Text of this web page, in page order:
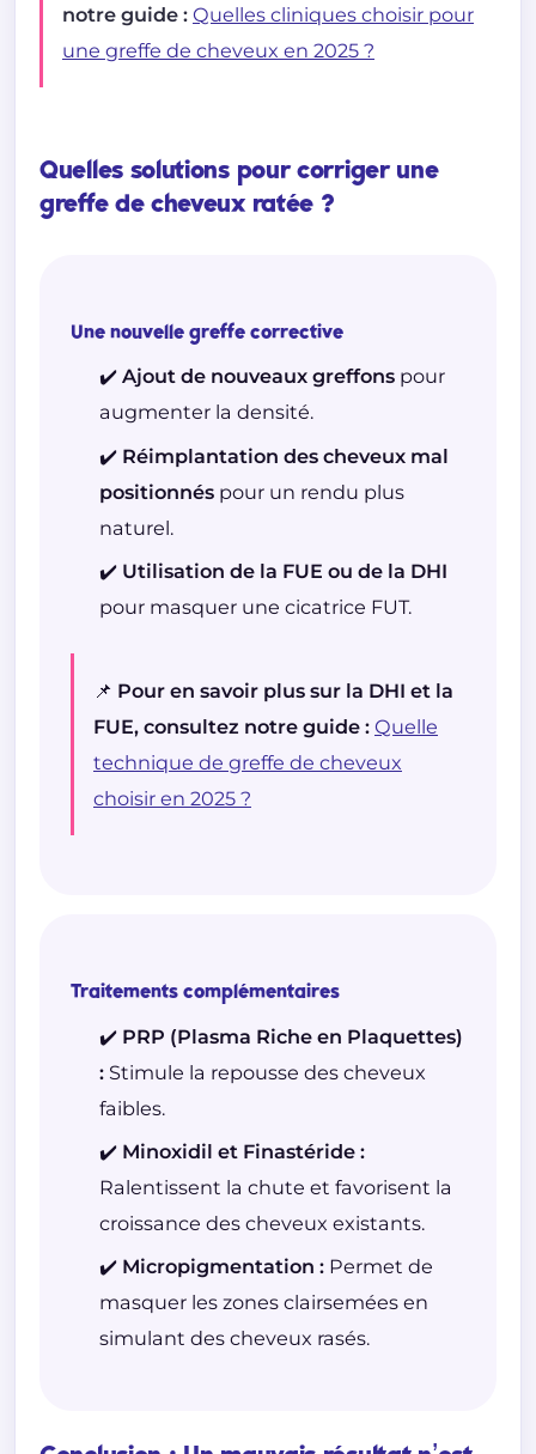
notre guide : Quelles cliniques choisir pour
une greffe de cheveux en 2025 ?
Quelles solutions pour corriger une
greffe de cheveux ratée ?
Une nouvelle greffe corrective
✔️ Ajout de nouveaux greffons pour
augmenter la densité.
✔️ Réimplantation des cheveux mal
positionnés pour un rendu plus
naturel.
✔️ Utilisation de la FUE ou de la DHI
pour masquer une cicatrice FUT.
📌 Pour en savoir plus sur la DHI et la
FUE, consultez notre guide : Quelle
technique de greffe de cheveux
choisir en 2025 ?
Traitements complémentaires
✔️ PRP (Plasma Riche en Plaquettes)
: Stimule la repousse des cheveux
faibles.
✔️ Minoxidil et Finastéride :
Ralentissent la chute et favorisent la
croissance des cheveux existants.
✔️ Micropigmentation : Permet de
masquer les zones clairsemées en
simulant des cheveux rasés.